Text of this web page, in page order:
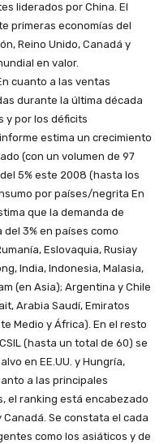
liderados por China. El
primeras economías del
Reino Unido, Canadá y
en valor.
cuanto a las ventas
durante la última década
y por los déficits
estima un crecimiento
(con un volumen de 97
5% este 2008 (hasta los
por países/negrita En
que la demanda de
3% en países como
Eslovaquia, Rusiay
India, Indonesia, Malasia,
(en Asia); Argentina y Chile
Arabia Saudí, Emiratos
Medio y África). En el resto
(hasta un total de 60) se
en EE.UU. y Hungría,
a las principales
el ranking está encabezado
Canadá. Se constata el cada
como los asiáticos y de